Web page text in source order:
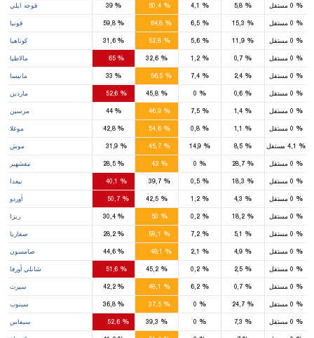
قوجه ايلي %
39 %
50,4 % % % مستقل
قونيا %
59,8 % %
6,5 % % مستقل
كوتاهيا %
31,6 %
52,8 %
5,6 %
11,9 % مستقل
مالاطيا %
65 %
32,6 %
1,2 % % مستقل
مانيسا % % %
7,4 % % مستقل
ماردين % %
45,8 % % % مستقل
مرسين %
44 %
46,9 %
7,5 % % مستقل
موغلا %
42,8 %
54,6 %
0,8 % % مستقل
موش % %
45,7 % % % مستقل
نيفشهير %
28,5 %
42 % %
28,7 % مستقل
نيغدا % %
39,7 %
0,5 % % مستقل
أوردو %
50,7 %
42,5 %
1,2 % % مستقل
ريزا %
30,4 % %
0,2 %
18,2 % مستقل
صقاريا %
28,2 % %
7,2 % % مستقل
صامسون %
44,6 % % % % مستقل
شانلي أورفا % %
45,2 %
0,2 % % مستقل
سيرت %
42,2 % %
6,2 % % مستقل
سينوب %
36,8 %
37,5 % %
24,7 % مستقل
سيفاس %
52,6 % % % % مستقل